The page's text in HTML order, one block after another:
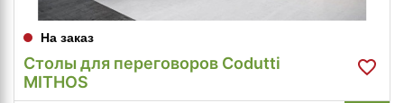
На заказ
Столы для переговоров Codutti
MITHOS